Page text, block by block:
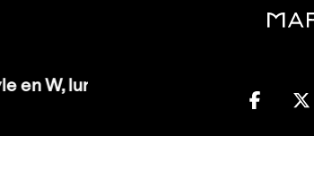
lunes a viernes de 10 a 13 hrs.